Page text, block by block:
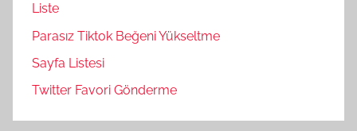
Liste
Parasız Tiktok Beğeni Yükseltme
Sayfa Listesi
Twitter Favori Gönderme